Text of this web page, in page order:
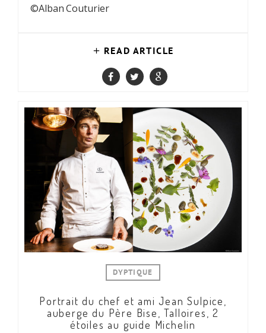
©Alban Couturier
READ ARTICLE
DYPTIQUE
Portrait du chef et ami Jean Sulpice,
auberge du Père Bise, Talloires, 2
étoiles au guide Michelin